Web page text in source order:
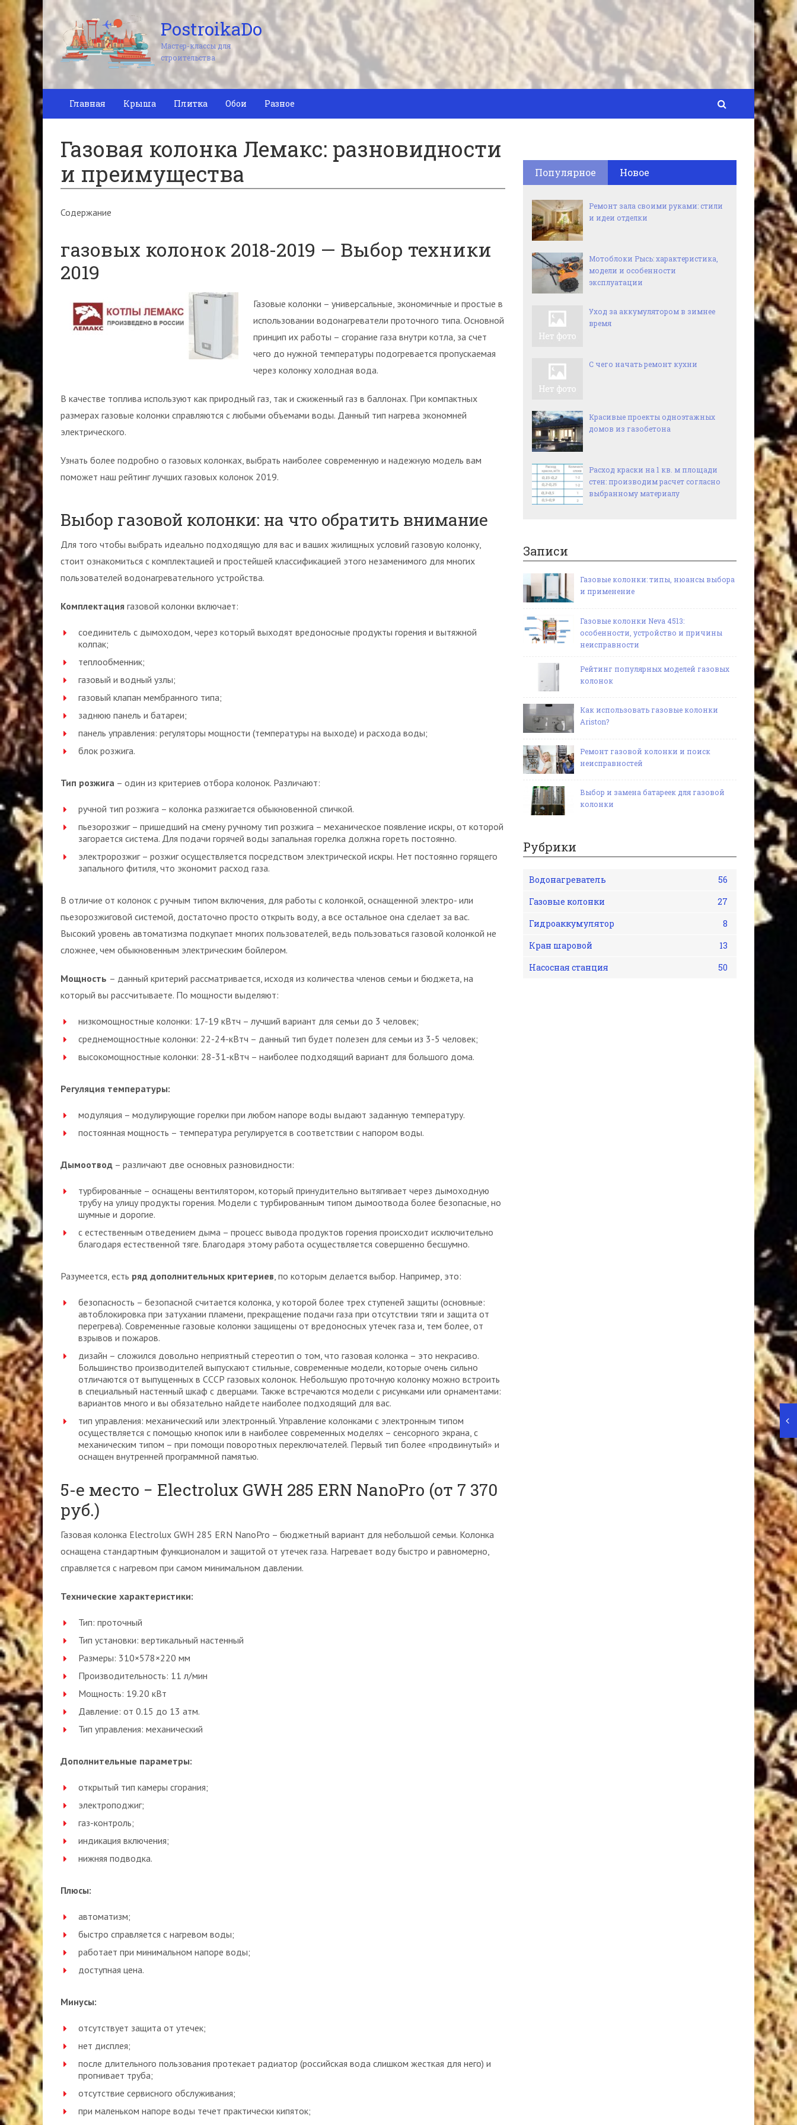
PostroikaDo
Мастер-классы для
строительства
Главная Крыша Плитка Обои Разное
Газовая колонка Лемакс: разновидности
и преимущества
Содержание
газовых колонок 2018-2019 — Выбор техники
2019
Газовые колонки – универсальные, экономичные и простые в
использовании водонагреватели проточного типа. Основной
принцип их работы – сгорание газа внутри котла, за счет
чего до нужной температуры подогревается пропускаемая
через колонку холодная вода.
В качестве топлива используют как природный газ, так и сжиженный газ в баллонах. При компактных
размерах газовые колонки справляются с любыми объемами воды. Данный тип нагрева экономней
электрического.
Узнать более подробно о газовых колонках, выбрать наиболее современную и надежную модель вам
поможет наш рейтинг лучших газовых колонок 2019.
Выбор газовой колонки: на что обратить внимание
Для того чтобы выбрать идеально подходящую для вас и ваших жилищных условий газовую колонку,
стоит ознакомиться с комплектацией и простейшей классификацией этого незаменимого для многих
пользователей водонагревательного устройства.
Комплектация газовой колонки включает:
соединитель с дымоходом, через который выходят вредоносные продукты горения и вытяжной
колпак;
теплообменник;
газовый и водный узлы;
газовый клапан мембранного типа;
заднюю панель и батареи;
панель управления: регуляторы мощности (температуры на выходе) и расхода воды;
блок розжига.
Тип розжига – один из критериев отбора колонок. Различают:
ручной тип розжига – колонка разжигается обыкновенной спичкой.
пьезорозжиг – пришедший на смену ручному тип розжига – механическое появление искры, от которой
загорается система. Для подачи горячей воды запальная горелка должна гореть постоянно.
электророзжиг – розжиг осуществляется посредством электрической искры. Нет постоянно горящего
запального фитиля, что экономит расход газа.
В отличие от колонок с ручным типом включения, для работы с колонкой, оснащенной электро- или
пьезорозжиговой системой, достаточно просто открыть воду, а все остальное она сделает за вас.
Высокий уровень автоматизма подкупает многих пользователей, ведь пользоваться газовой колонкой не
сложнее, чем обыкновенным электрическим бойлером.
Мощность – данный критерий рассматривается, исходя из количества членов семьи и бюджета, на
который вы рассчитываете. По мощности выделяют:
низкомощностные колонки: 17-19 кВтч – лучший вариант для семьи до 3 человек;
среднемощностные колонки: 22-24-кВтч – данный тип будет полезен для семьи из 3-5 человек;
высокомощностные колонки: 28-31-кВтч – наиболее подходящий вариант для большого дома.
Регуляция температуры:
модуляция – модулирующие горелки при любом напоре воды выдают заданную температуру.
постоянная мощность – температура регулируется в соответствии с напором воды.
Дымоотвод – различают две основных разновидности:
турбированные – оснащены вентилятором, который принудительно вытягивает через дымоходную
трубу на улицу продукты горения. Модели с турбированным типом дымоотвода более безопасные, но
шумные и дорогие.
с естественным отведением дыма – процесс вывода продуктов горения происходит исключительно
благодаря естественной тяге. Благодаря этому работа осуществляется совершенно бесшумно.
Разумеется, есть ряд дополнительных критериев, по которым делается выбор. Например, это:
безопасность – безопасной считается колонка, у которой более трех ступеней защиты (основные:
автоблокировка при затухании пламени, прекращение подачи газа при отсутствии тяги и защита от
перегрева). Современные газовые колонки защищены от вредоносных утечек газа и, тем более, от
взрывов и пожаров.
дизайн – сложился довольно неприятный стереотип о том, что газовая колонка – это некрасиво.
Большинство производителей выпускают стильные, современные модели, которые очень сильно
отличаются от выпущенных в СССР газовых колонок. Небольшую проточную колонку можно встроить
в специальный настенный шкаф с дверцами. Также встречаются модели с рисунками или орнаментами:
вариантов много и вы обязательно найдете наиболее подходящий для вас.
тип управления: механический или электронный. Управление колонками с электронным типом
осуществляется с помощью кнопок или в наиболее современных моделях – сенсорного экрана, с
механическим типом – при помощи поворотных переключателей. Первый тип более «продвинутый» и
оснащен внутренней программной памятью.
5-е место − Electrolux GWH 285 ERN NanoPro (от 7 370
руб.)
Газовая колонка Electrolux GWH 285 ERN NanoPro – бюджетный вариант для небольшой семьи. Колонка
оснащена стандартным функционалом и защитой от утечек газа. Нагревает воду быстро и равномерно,
справляется с нагревом при самом минимальном давлении.
Технические характеристики:
Тип: проточный
Тип установки: вертикальный настенный
Размеры: 310×578×220 мм
Производительность: 11 л/мин
Мощность: 19.20 кВт
Давление: от 0.15 до 13 атм.
Тип управления: механический
Дополнительные параметры:
открытый тип камеры сгорания;
электроподжиг;
газ-контроль;
индикация включения;
нижняя подводка.
Плюсы:
автоматизм;
быстро справляется с нагревом воды;
работает при минимальном напоре воды;
доступная цена.
Минусы:
отсутствует защита от утечек;
нет дисплея;
после длительного пользования протекает радиатор (российская вода слишком жесткая для него) и
прогнивает труба;
отсутствие сервисного обслуживания;
при маленьком напоре воды течет практически кипяток;
Популярное Новое
Ремонт зала своими руками: стили
и идеи отделки
Мотоблоки Рысь: характеристика,
модели и особенности
эксплуатации
Уход за аккумулятором в зимнее
время
С чего начать ремонт кухни
Красивые проекты одноэтажных
домов из газобетона
Расход краски на 1 кв. м площади
стен: производим расчет согласно
выбранному материалу
Записи
Газовые колонки: типы, нюансы выбора
и применение
Газовые колонки Neva 4513:
особенности, устройство и причины
неисправности
Рейтинг популярных моделей газовых
колонок
Как использовать газовые колонки
Ariston?
Ремонт газовой колонки и поиск
неисправностей
Выбор и замена батареек для газовой
колонки
Рубрики
Водонагреватель
56
Газовые колонки
27
Гидроаккумулятор
8
Кран шаровой
13
Насосная станция
50